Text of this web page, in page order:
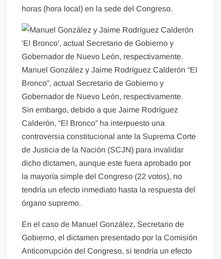
horas (hora local) en la sede del Congreso.
Manuel González y Jaime Rodríguez Calderón “El
Bronco”, actual Secretario de Gobierno y
Gobernador de Nuevo León, respectivamente.
Sin embargo, debido a que Jaime Rodríguez
Calderón, “El Bronco” ha interpuesto una
controversia constitucional ante la Suprema Corte
de Justicia de la Nación (SCJN) para invalidar
dicho dictamen, aunque este fuera aprobado por
la mayoría simple del Congreso (22 votos), no
tendría un efecto inmediato hasta la respuesta del
órgano supremo.
En el caso de Manuel González, Secretario de
Gobierno, el dictamen presentado por la Comisión
Anticorrupción del Congreso, sí tendría un efecto